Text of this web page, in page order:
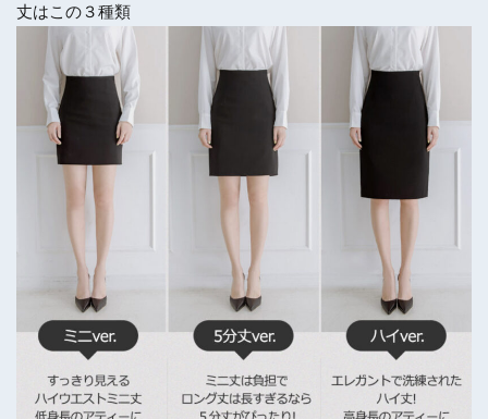
丈はこの３種類